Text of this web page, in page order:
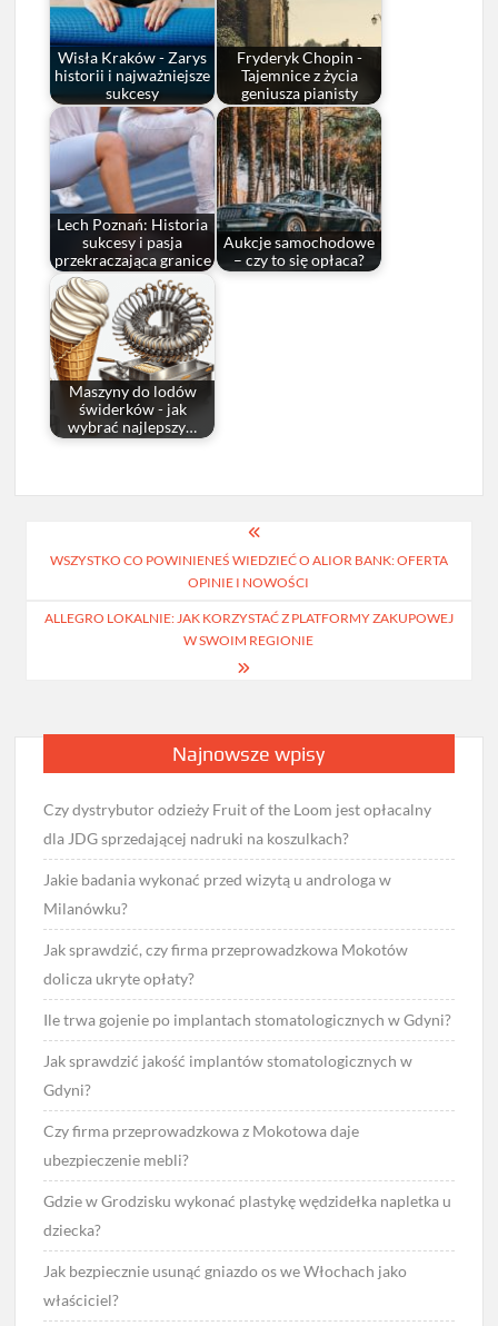
Wisła Kraków - Zarys
historii i najważniejsze
sukcesy
Fryderyk Chopin -
Tajemnice z życia
geniusza pianisty
Lech Poznań: Historia
sukcesy i pasja
przekraczająca granice
Aukcje samochodowe
– czy to się opłaca?
Maszyny do lodów
świderków - jak
wybrać najlepszy…
wpisu
WSZYSTKO CO POWINIENEŚ WIEDZIEĆ O ALIOR BANK: OFERTA
OPINIE I NOWOŚCI
ALLEGRO LOKALNIE: JAK KORZYSTAĆ Z PLATFORMY ZAKUPOWEJ
W SWOIM REGIONIE
Najnowsze wpisy
Czy dystrybutor odzieży Fruit of the Loom jest opłacalny
dla JDG sprzedającej nadruki na koszulkach?
Jakie badania wykonać przed wizytą u androloga w
Milanówku?
Jak sprawdzić, czy firma przeprowadzkowa Mokotów
dolicza ukryte opłaty?
Ile trwa gojenie po implantach stomatologicznych w Gdyni?
Jak sprawdzić jakość implantów stomatologicznych w
Gdyni?
Czy firma przeprowadzkowa z Mokotowa daje
ubezpieczenie mebli?
Gdzie w Grodzisku wykonać plastykę wędzidełka napletka u
dziecka?
Jak bezpiecznie usunąć gniazdo os we Włochach jako
właściciel?